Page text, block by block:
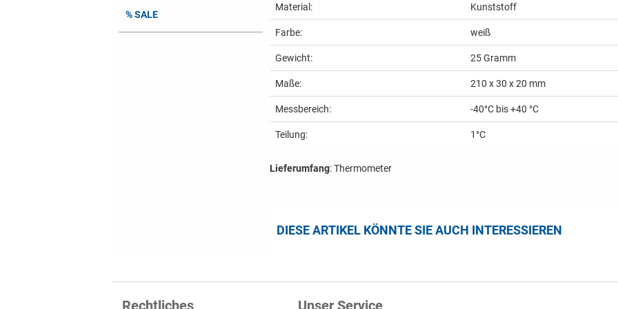
% SALE
Material: Kunststoff
Farbe: weiß
Gewicht: 25Gramm
Maße: 210 x 30 x 20 mm
Messbereich: -40°C bis +40 °C
Teilung: 1°C
Lieferumfang: Thermometer
DIESE ARTIKEL KÖNNTE SIE AUCH INTERESSIEREN
Rechtliches Unser Service